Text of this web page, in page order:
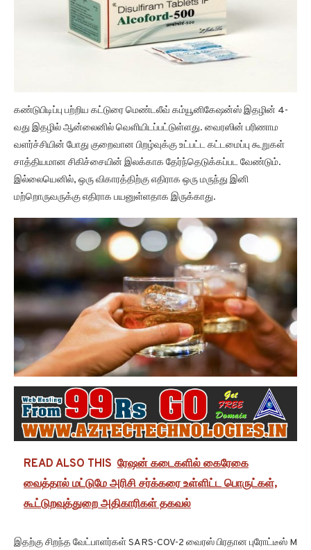
கண்டுபிடிப்பு பற்றிய கட்டுரை மெண்டலீவ் கம்யூனிகேஷன்ஸ் இதழின் 4-
வது இதழில் ஆன்லைனில் வெளியிடப்பட்டுள்ளது. வைரஸின் பரிணாம
வளர்ச்சியின் போது குறைவான பிறழ்வுக்கு உட்பட்ட கட்டமைப்பு கூறுகள்
சாத்தியமான சிகிச்சையின் இலக்காக தேர்ந்தெடுக்கப்பட வேண்டும்.
இல்லையெனில், ஒரு விகாரத்திற்கு எதிராக ஒரு மருந்து இனி
மற்றொருவருக்கு எதிராக பயனுள்ளதாக இருக்காது.
READ ALSO THIS ரேஷன் கடைகளில் கைரேகை
வைத்தால் மட்டுமே அரிசி சர்க்கரை உள்ளிட்ட பொருட்கள்,
கூட்டுறவுத்துறை அதிகாரிகள் தகவல்
இதற்கு சிறந்த வேட்பாளர்கள் SARS-COV-2 வைரஸ் பிரதான புரோட்டீஸ் M